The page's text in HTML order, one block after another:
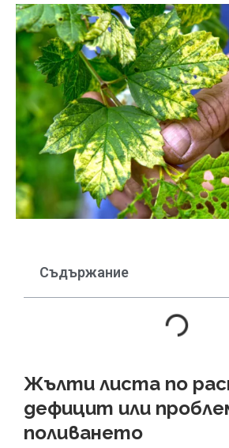
Съдържание
Жълти листа по
дефицит или
поливането